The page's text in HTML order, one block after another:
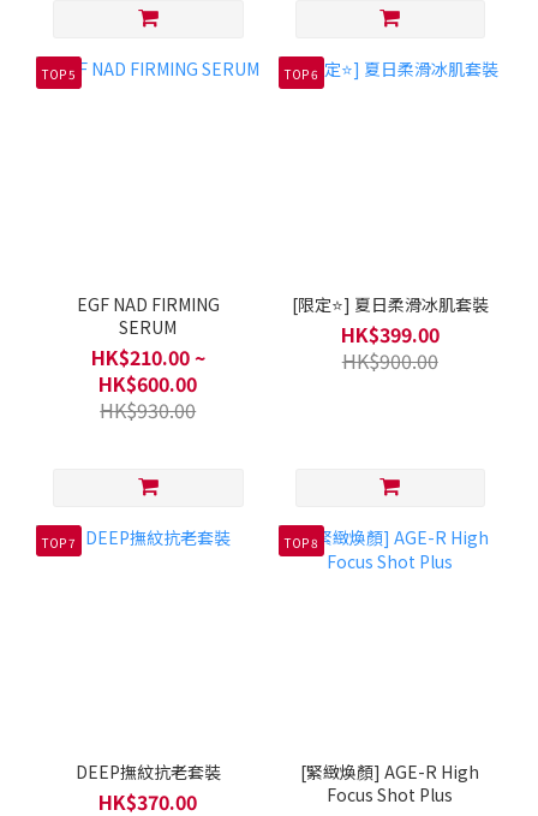
TOP 5
EGF NAD FIRMING
SERUM
HK$210.00 ~
HK$600.00
HK$930.00
TOP 6
[限定⭐] 夏日柔滑冰肌套裝
HK$399.00
HK$900.00
TOP 7
DEEP撫紋抗老套裝
HK$370.00
TOP 8
[緊緻煥顏] AGE-R High
Focus Shot Plus